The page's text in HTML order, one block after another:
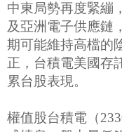
中東局勢再度緊繃
及亞洲電子供應鏈
期可能維持高檔的
正，台積電美國存
累台股表現。
權值股台積電（